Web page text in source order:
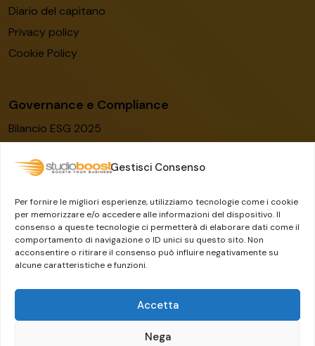
Gestisci Consenso
Per fornire le migliori esperienze, utilizziamo tecnologie come i cookie
per memorizzare e/o accedere alle informazioni del dispositivo. Il
consenso a queste tecnologie ci permetterà di elaborare dati come il
comportamento di navigazione o ID unici su questo sito. Non
acconsentire o ritirare il consenso può influire negativamente su
alcune caratteristiche e funzioni.
Accetta
Nega
Diario del capitano
Privacy policy
Cookie Policy
Governance e Compliance
Bilancio ESG 2025
Modello organizzativo
Whistleblowing
Il Gruppo Dylog-Buffetti